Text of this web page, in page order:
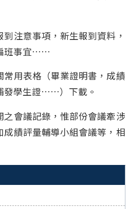
到注意事項，新生報到資料，
班事宜⋯⋯
常用表格（畢業證明書，成績
發學生證⋯⋯）下載。
之會議記錄，惟部份會議牽涉
績評量輔導小組會議等，相